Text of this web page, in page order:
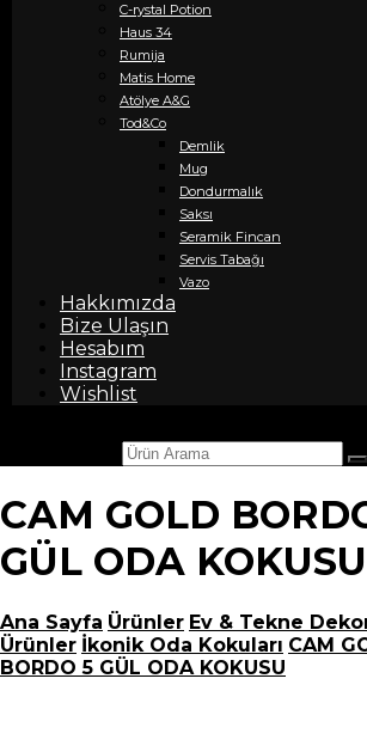
C-rystal Potion
Haus 34
Rumija
Matis Home
Atölye A&G
Tod&Co
Demlik
Mug
Dondurmalık
Saksı
Seramik Fincan
Servis Tabağı
Vazo
Hakkımızda
Bize Ulaşın
Hesabım
Instagram
Wishlist
CAM GOLD
GÜL ODA KOKUSU
Ana Sayfa Ürünler Ev & Tekne
Ürünler İkonik Oda Kokuları CAM
BORDO 5 GÜL ODA KOKUSU